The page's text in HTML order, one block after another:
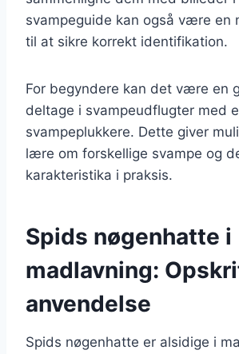
svampeguide kan også være en
til at sikre korrekt identifikation.
For begyndere kan det være en
deltage i svampeudflugter med
svampeplukkere. Dette giver
lære om forskellige svampe og
karakteristika i praksis.
Spids nøgenhatte i
madlavning:
anvendelse
Spids nøgenhatte er alsidige i